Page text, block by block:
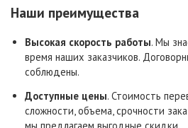
Наши преимущества
Высокая скорость работы. Мы
время наших заказчиков.
соблюдены.
Доступные цены. Стоимость
сложности, объема, срочности